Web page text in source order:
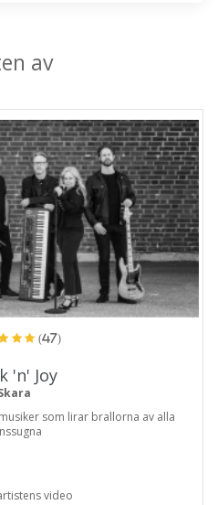
av
(47)
'n' Joy
som lirar brallorna av alla
video